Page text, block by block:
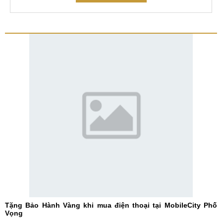
Tặng Bảo Hành Vàng khi mua điện thoại tại MobileCity Phố
Vọng